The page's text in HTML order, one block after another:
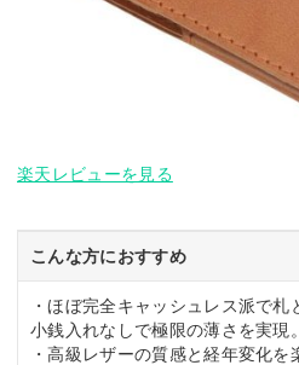
楽天レビューを見る
こんな方におすすめ
・ほぼ完全キャッシュレス派で札
小銭入れなしで極限の薄さを実現。
・高級レザーの質感と経年変化